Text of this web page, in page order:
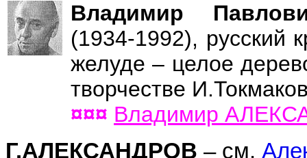
Владимир
(1934-1992), русский
желуде – целое
творчестве
¤¤¤ Владимир
Г.АЛЕКСАНДРОВ – см.